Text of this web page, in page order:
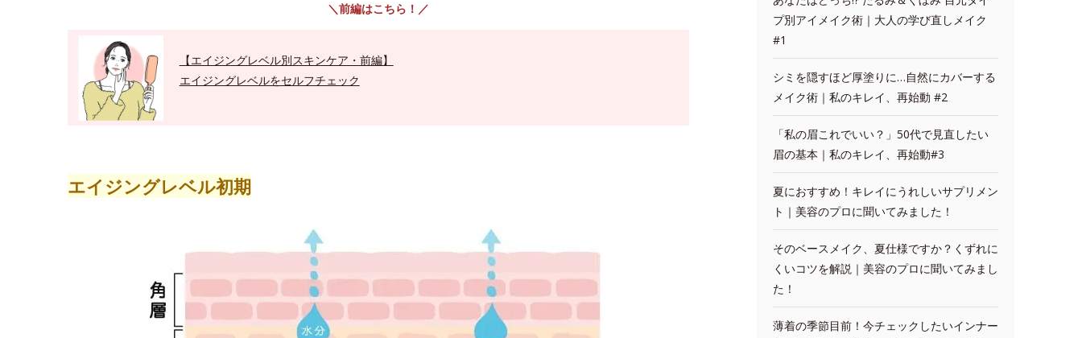
＼前編はこちら！／
【エイジングレベル別スキンケア・前編】
エイジングレベルをセルフチェック
エイジングレベル初期
プ別アイメイク術｜大人の学び直しメイク
#1
シミを隠すほど厚塗りに…自然にカバーする
メイク術｜私のキレイ、再始動 #2
「私の眉これでいい？」50代で見直したい
眉の基本｜私のキレイ、再始動#3
夏におすすめ！キレイにうれしいサプリメン
ト｜美容のプロに聞いてみました！
そのベースメイク、夏仕様ですか？くずれに
くいコツを解説｜美容のプロに聞いてみまし
た！
薄着の季節目前！今チェックしたいインナー